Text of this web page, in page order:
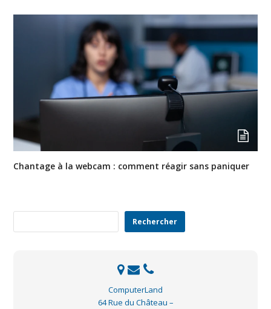
Chantage à la webcam : comment réagir sans paniquer
Rechercher
ComputerLand
64 Rue du Château –